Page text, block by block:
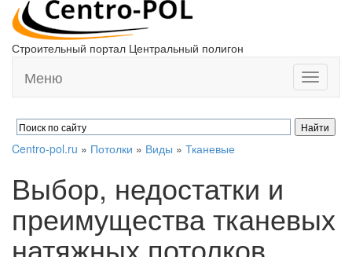
Строительный портал Центральный полигон
Toggle
Меню
Centro-pol.ru » Потолки » Виды » Тканевые
Выбор, недостатки и
преимущества тканевых
натяжных потолков